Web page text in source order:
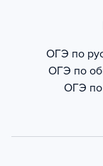
ОГЭ по
ОГЭ по
ОГЭ по